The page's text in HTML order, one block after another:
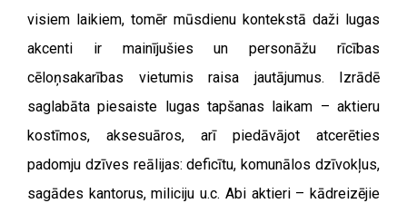
visiem laikiem, tomēr mūsdienu kontekstā daži lugas
akcenti ir mainījušies un personāžu rīcības
cēloņsakarības vietumis raisa jautājumus. Izrādē
saglabāta piesaiste lugas tapšanas laikam – aktieru
kostīmos, aksesuāros, arī piedāvājot atcerēties
padomju dzīves reālijas: deficītu, komunālos dzīvokļus,
sagādes kantorus, miliciju u.c. Abi aktieri – kādreizējie